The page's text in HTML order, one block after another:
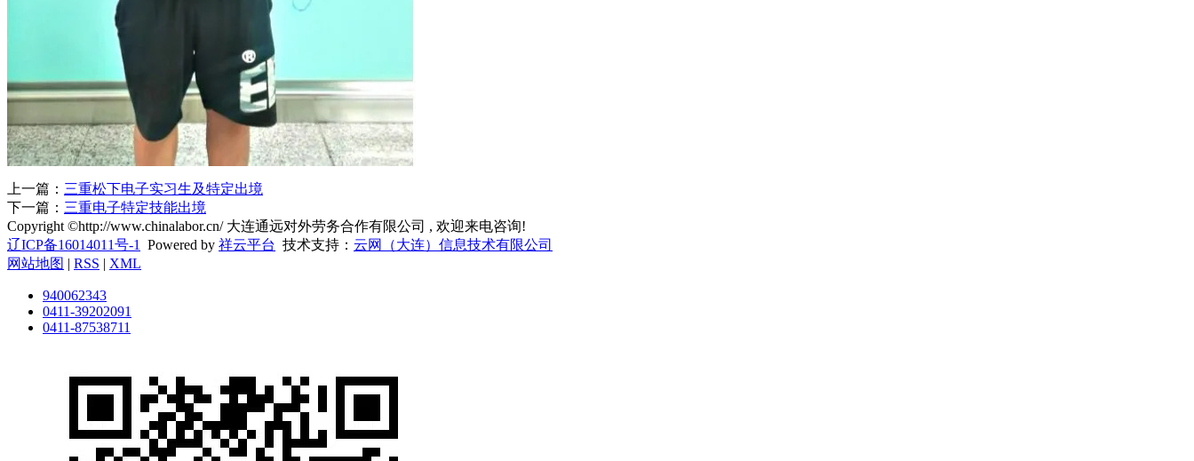
上一篇： 三重松下电子实习生及特定出境
下一篇： 三重电子特定技能出境
Copyright ©http://www.chinalabor.cn/ 大连通远对外劳务合作有限公司 , 欢迎来电咨询!
辽ICP备16014011号-1
Powered by 祥云平台 技术支持： 云网（大连）信息技术有限公司
网站地图 | RSS | XML
940062343
0411-39202091
0411-87538711